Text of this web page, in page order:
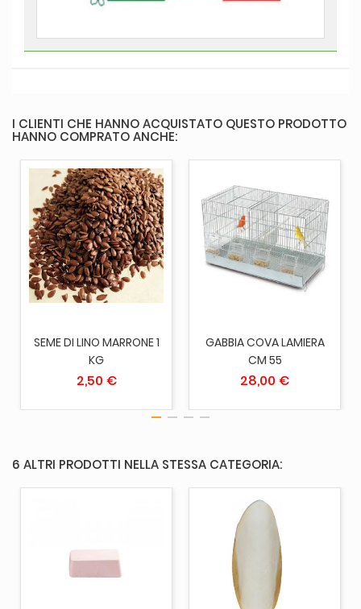
I CLIENTI CHE HANNO ACQUISTATO QUESTO PRODOTTO
HANNO COMPRATO ANCHE:
SEME DI LINO MARRONE 1
KG
2,50 €
GABBIA COVA LAMIERA
CM 55
28,00 €
6 ALTRI PRODOTTI NELLA STESSA CATEGORIA: